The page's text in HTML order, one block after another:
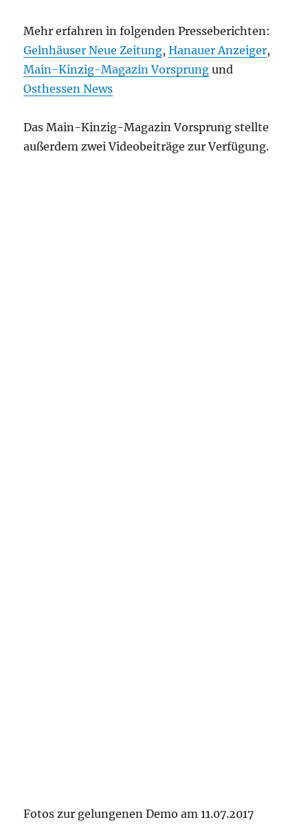
Mehr erfahren in folgenden Presseberichten:
Gelnhäuser Neue Zeitung,Hanauer Anzeiger,
Main-Kinzig-Magazin Vorsprung und
Osthessen News
Das Main-Kinzig-Magazin Vorsprung stellte
außerdem zwei Videobeiträge zur Verfügung.
Fotos zur gelungenen Demo am 11.07.2017